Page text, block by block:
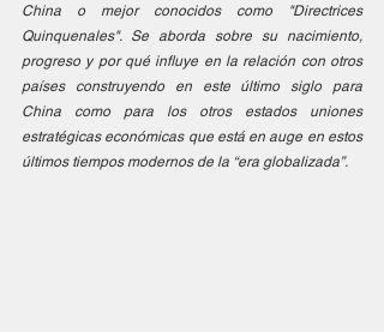
China o mejor conocidos como "Directrices
Quinquenales". Se aborda sobre su nacimiento,
progreso y por qué influye en la relación con otros
países construyendo en este último siglo para
China como para los otros estados uniones
estratégicas económicas que está en auge en estos
últimos tiempos modernos de la “era globalizada”.